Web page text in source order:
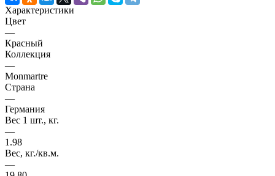
Характеристики
Цвет
—
Красный
Коллекция
—
Monmartre
Страна
—
Германия
Вес 1 шт., кг.
—
1.98
Вес, кг./кв.м.
—